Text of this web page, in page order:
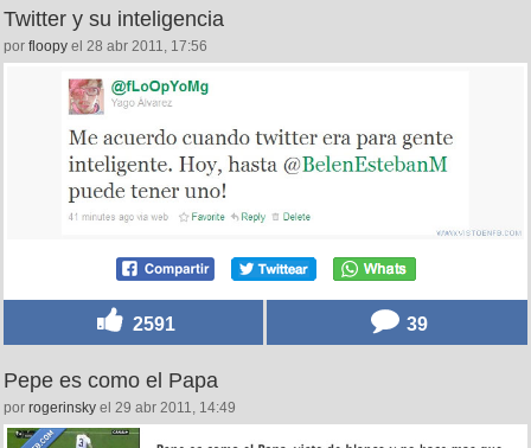
Twitter y su inteligencia
por floopy el 28 abr 2011, 17:56
2591 39
Pepe es como el Papa
por rogerinsky el 29 abr 2011, 14:49